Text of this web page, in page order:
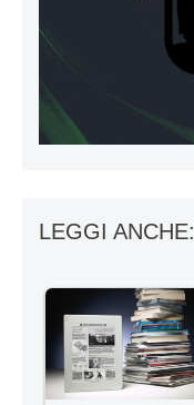
LEGGI ANCHE: